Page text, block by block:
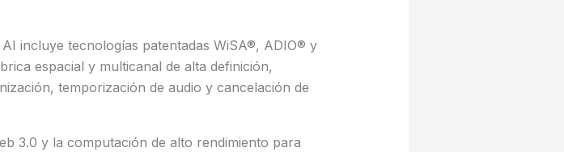
incluye tecnologías patentadas WiSA®, ADIO® y
espacial y multicanal de alta definición,
temporización de audio y cancelación de
3.0 y la computación de alto rendimiento para